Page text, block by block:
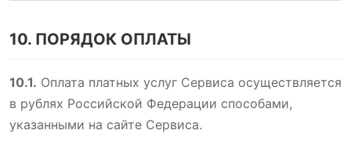
10. ПОРЯДОК ОПЛАТЫ
10.1. Оплата платных услуг Сервиса осуществляется
в рублях Российской Федерации способами,
указанными на сайте Сервиса.